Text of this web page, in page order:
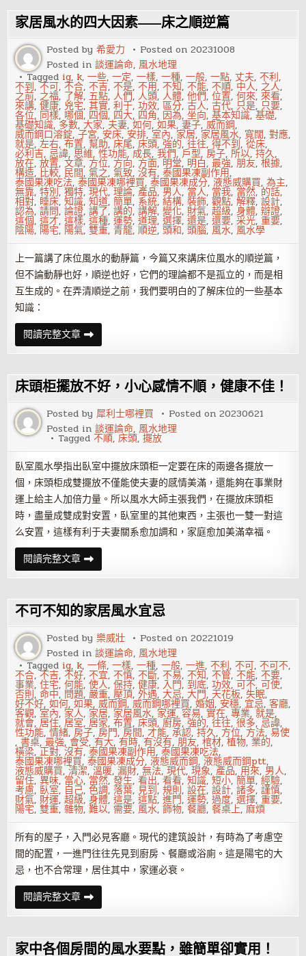
則
讓
冰
川
美
女
也
瘋
狂
家居風水的四大因素——床之順逆篇
Posted by希愛力 Posted on20231008
Posted in談運論命, 風水地理
Tagged ig, k,一些,一定,一樣,一種,一般,一點, 丈夫,不利,
不到,不可,不合,不吉,不是,不用,不知,不能,不順, 中人, 之人,
之前, 之福, 了解,五點,人們,人頭,人體,他們,位置,何來,來看,
來講,健康, 兇宅,其實,利于,功效,區分,古人,古代, 只是, 只要,
各位, 同樣, 哪個, 四個, 四大, 四角, 因為,坐向,基本知識,基礎,
基礎知識, 多數,大家, 夫妻,如何,如果,妻子,威而鋼,
威而鋼口溶錠,子宮, 安床, 安排,室內, 家居, 家居風水, 寬闊,對應,
就是,左右,布置,幫助,床尾,床頭,強的,往往,得不到,從床,
必利吉, 忌諱, 思維,性功能, 成長,我們,戶型,房子,所以,持久,
放在,放置,文章, 方位, 方向, 方面, 明堂, 明白,最強,朋友,根據,
構造, 比較, 民間,氣之,氣致,沒有,泰國果凍副作用,
泰國果凍吃法,泰國果凍哪裡買,泰國果凍成分,液態威購買,為主,
無靠,特別,獨特,現代,理論,產品, 男人, 當人, 當我, 當然, 的話,
相對, 睡床,知識,知道,簡單, 系統,結構,裝飾,觀點,解釋,設計,
認為,請問,論證,講了,講的,講解,變化, 財氣,超級,身體,辯證,
這個,這才,這樣,這種,運勢,道理,選擇,還是,還要,采光,重要,
陰陽, 陽宅, 陽氣,雙重,青龍,順逆,頭和,頭腦, 風水, 風水學
上一篇講了床位風水的動靜篇，今篇又來講床位風水的順逆篇，
但不論動靜也好，順逆也好，它們的理論都不是孤立的，而是相
互生成的。在弄清順逆之前，我們要明白的了解床位的一些基本
知識：
閱讀完整文章家
居
風
的
四
大
因
素
——
床
之
順
逆
篇
床頭柜擺放不好，小心感情不順，健康不佳！
Posted by犀利士哪裡買 Posted on20230621
Posted in談運論命, 風水地理
Tagged不順,床頭,擺放
臥室風水學指出臥室中擺放床頭柜一定要在床的兩邊各擺放一
個，床頭柜成雙擺放不僅能使夫妻的感情美滿，還能夠在事業財
運上給主人加倍力量。所以風水大師主張我們，在擺放床頭柜
時，盡量成雙成對安置，臥室里的其他東西，主張也一雙一對這
么安置，這樣有利于夫妻關系愈加調和，家庭愈加美滿幸福。
閱讀完整文章床
頭
柜
放
不
好，
小
心
感
情
不
順，
健
康
不
佳！
不可不知的家居風水宜忌
Posted by樂威壯 Posted on20221019
Posted in談運論命, 風水地理
Tagged ig, k,一條,一樣,一種,一般,一進,不利,不可,不可不,
不合,不吉,不好,不宜,不慎,不斷,不易,不知,不管,不能,不要,
事業,住宅,何能,使人,保持,健康, 入門, 到底,功效,可不,可使,
否則,命中, 問題,嚴重,壓頂,外遇,大忌,大門, 天花板,失眠,
好不好,如何,如果,威而鋼,威而鋼哪裡買,婚姻, 安穩,宜忌,客廳,
客觀,室內, 家人, 家居, 家居風水, 家運,容易,實在,專業,就是,
就會,居住,居室,居家,布置,床頭,廚房,強的,往往,很多, 忌諱,
性功能,情緒,房子,房門,房間,才能,承認,持久, 方位, 方法,易使
,書桌,最強, 會受,有大,有時,有沒有,朋友,棺材,植物,業的,
橫梁,正對,沒有,泰國果凍副作用,泰國果凍吃法,
泰國果凍哪裡買,泰國果凍成分,液態威而鋼,液態威而鋼ptt,
液態威購買,清潔,溫暖,漏財,無法,現代,現象,產品, 用來, 男人,
留住,異味, 當心, 當然,發生,看出,看看,知識,短小,簡單,經驗,
考慮, 臥室, 自己,色調,落葉, 見到,規則,設在,設計,諸多,謹慎,
財氣, 財運,超級,身體,這是,這點,進門,運勢,過度,選擇,重要,
陽宅,雙重,雜物,難以, 需要, 風水,飾物,餐廳,餐桌上,麻煩
所有的屋子，入門必見客廳。現代的建筑設計，有時為了考慮空
間的配置，一進門往往先見到廚房、餐廳或浴廁。這是陽宅的大
忌，也不合常理，居住其中，家運必衰。
閱讀完整文章不
可
不
的
家
家中各個房間的風水要點，雖簡單卻實用！